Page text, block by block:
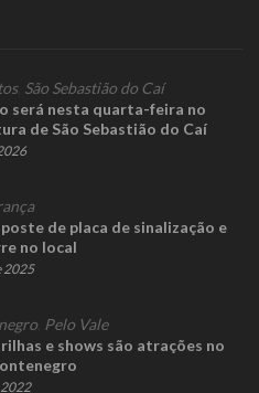
, São Sebastião do Caí
será nesta quarta-feira no
de São Sebastião do Caí
de placa de sinalização e
no local
2025
Pelo Vale
e shows são atrações no